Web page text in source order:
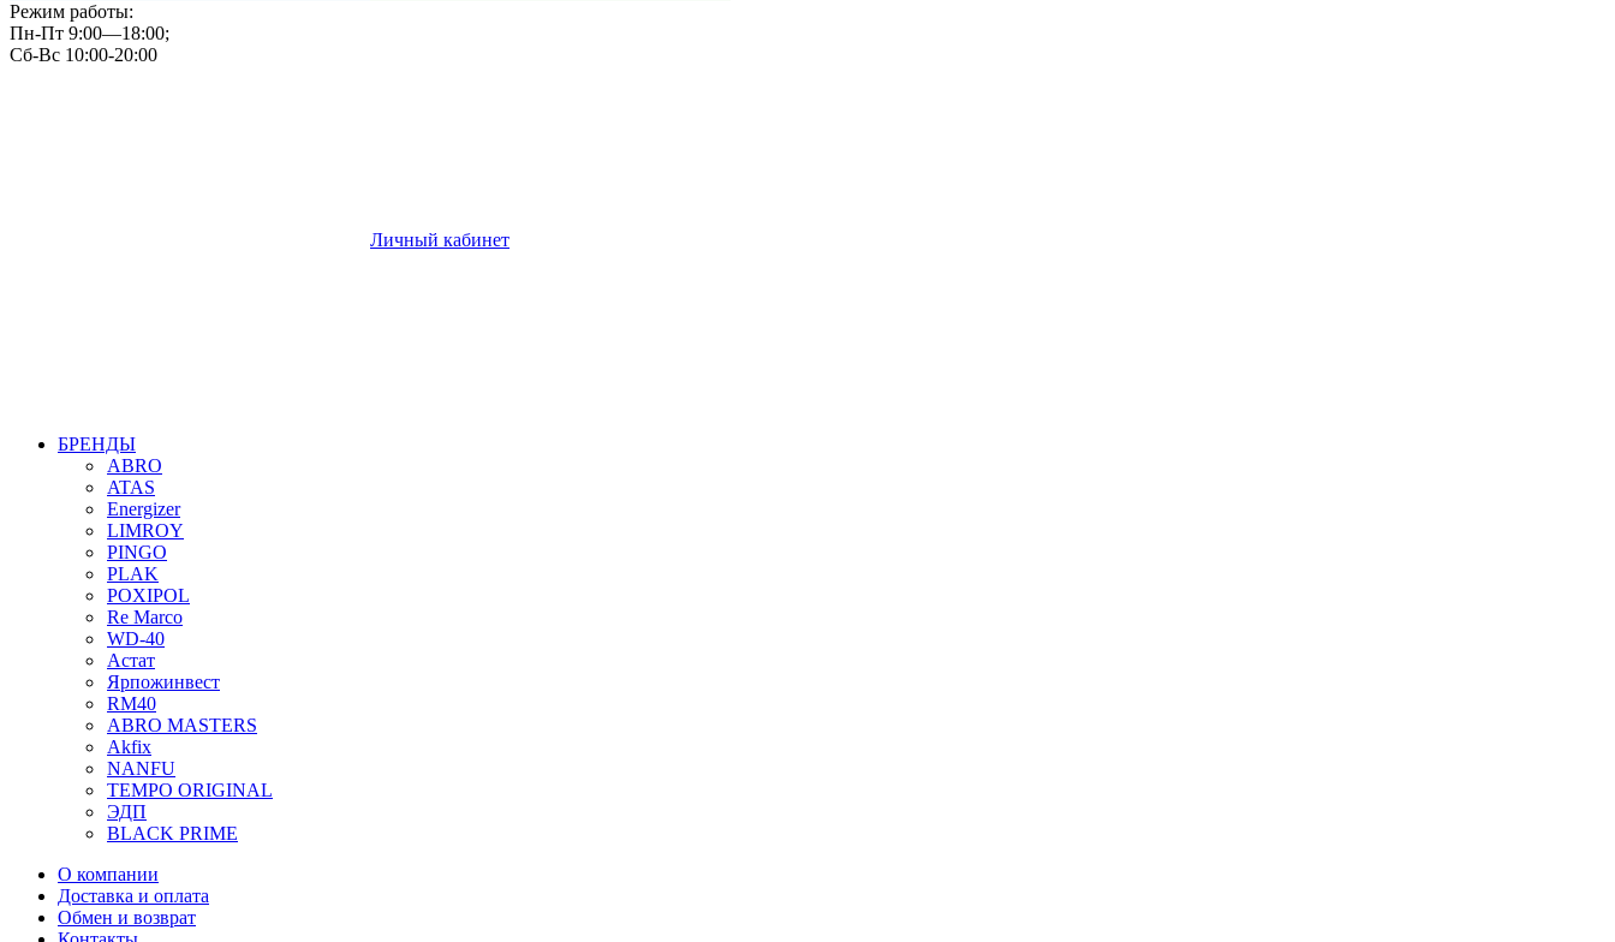
Режим работы:
Пн-Пт 9:00—18:00;
Сб-Вс 10:00-20:00
Личный кабинет
БРЕНДЫ
ABRO
ATAS
Energizer
LIMROY
PINGO
PLAK
POXIPOL
Re Marco
WD-40
Астат
Ярпожинвест
RM40
ABRO MASTERS
Akfix
NANFU
TEMPO ORIGINAL
ЭДП
BLACK PRIME
О компании
Доставка и оплата
Обмен и возврат